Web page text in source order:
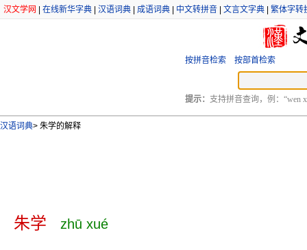
汉文学网 在线新华字典 汉语词典 成语词典 中文转拼音 文言文字典 繁体字转
按拼音检索 按部首检索
提示： 支持拼音查询，例：“wen
汉语词典> 朱学的解释
朱学 zhū xué